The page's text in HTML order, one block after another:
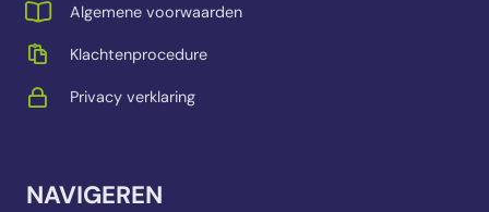
Algemene voorwaarden
Klachtenprocedure
Privacy verklaring
NAVIGEREN